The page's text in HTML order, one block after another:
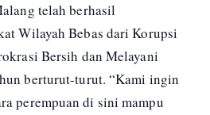
telah berhasil
Wilayah Bebas dari Korupsi
Bersih dan Melayani
berturut-turut. “Kami ingin
perempuan di sini mampu